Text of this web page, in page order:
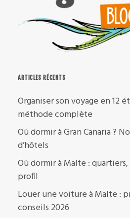
ARTICLES RÉCENTS
Organiser son voyage en 12
méthode complète
Où dormir à Gran Canaria ?
d’hôtels
Où dormir à Malte :
profil
Louer une voiture à Malte :
conseils 2026